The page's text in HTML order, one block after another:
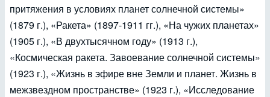
притяжения в условиях планет солнечной системы»
(1879 г.), «Ракета» (1897-1911 гг.), «На чужих планетах»
(1905 г.), «В двухтысячном году» (1913 г.),
«Космическая ракета. Завоевание солнечной системы»
(1923 г.), «Жизнь в эфире вне Земли и планет. Жизнь в
межзвездном пространстве» (1923 г.), «Исследование